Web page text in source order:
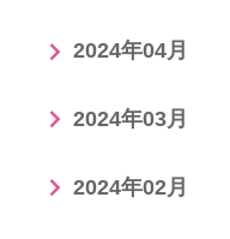
2024年04月
2024年03月
2024年02月